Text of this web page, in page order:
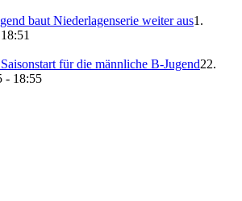
baut Niederlagenserie weiter aus1.
für die männliche B-Jugend22.
- 18:55